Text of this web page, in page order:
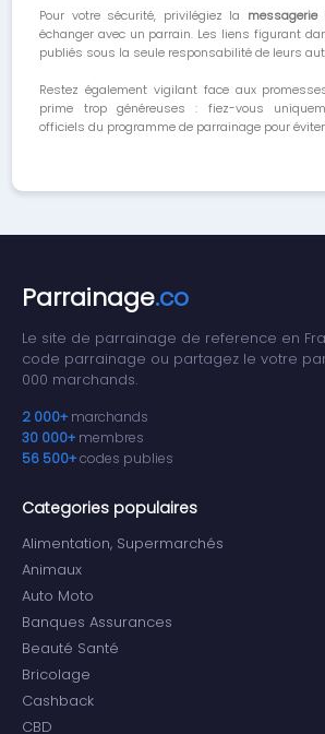
Pour votre sécurité, privilégiez la messagerie
échanger avec un parrain. Les liens figurant
publiés sous la seule responsabilité de leurs
Restez également vigilant face aux
prime trop généreuses : fiez-vous
officiels du programme de parrainage pour
Parrainage.co
Le site de parrainage de reference en
code parrainage ou partagez le votre
000 marchands.
2 000+ marchands
30 000+ membres
56 500+codes publies
Categories populaires
Alimentation, Supermarchés
Animaux
Auto Moto
Banques Assurances
Beauté Santé
Bricolage
Cashback
CBD